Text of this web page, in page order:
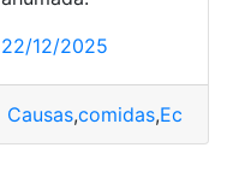
22/12/2025
Causas,comidas,